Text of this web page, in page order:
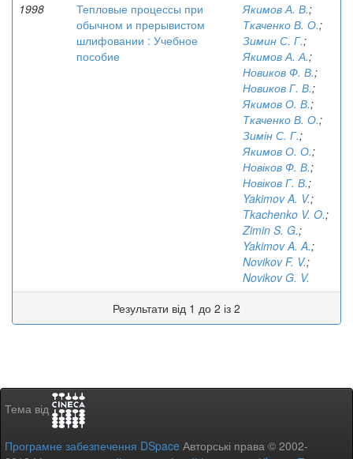
1998
Тепловые процессы при
обычном и прерывистом
шлифовании : Учебное
пособие
Якимов А. В.;
Ткаченко В. О.;
Зимин С. Г.;
Якимов А. А.;
Новиков Ф. В.;
Новиков Г. В.;
Якимов О. В.;
Ткаченко В. О.;
Зимін С. Г.;
Якимов О. О.;
Новіков Ф. В.;
Новіков Г. В.;
Yakimov A. V.;
Tkachenko V. O.;
Zimin S. G.;
Yakimov A. A.;
Novikov F. V.;
Novikov G. V.
Результати від 1 до 2 із 2
Тема від
Програмне забезпечення DSpace Авторські права © 2002-